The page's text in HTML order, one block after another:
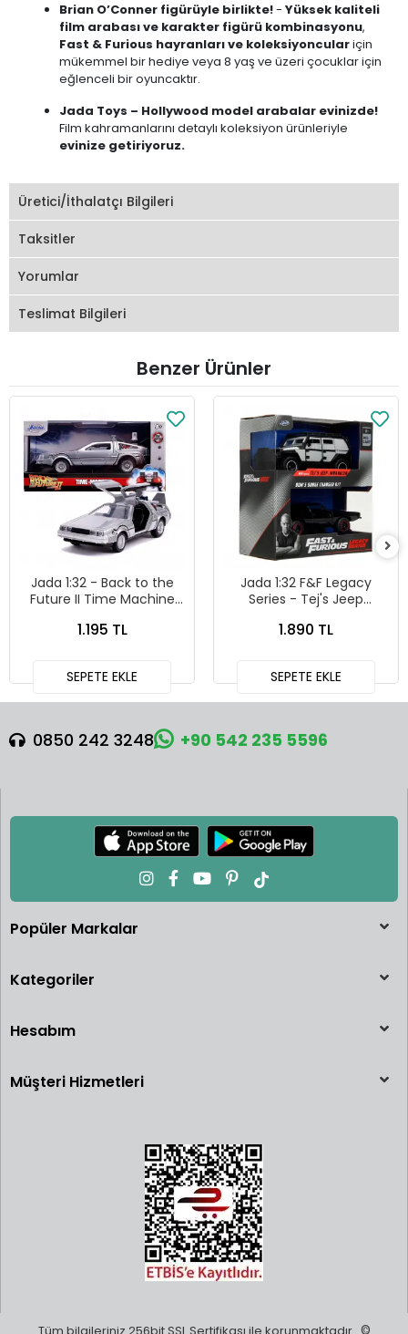
Brian O’Conner figürüyle birlikte!- Yüksek kaliteli
film arabası ve karakter figürü kombinasyonu,
Fast & Furious hayranları ve koleksiyonculariçin
mükemmel bir hediye veya 8 yaş ve üzeri çocuklar için
eğlenceli bir oyuncaktır.
Jada Toys – Hollywood model arabalar evinizde!
Film kahramanlarını detaylı koleksiyon ürünleriyle
evinize getiriyoruz.
Üretici/İthalatçı Bilgileri
Taksitler
Yorumlar
Teslimat Bilgileri
Benzer Ürünler
Jada 1:32 - Back to the
Future II Time Machine
24081
1.195 TL
SEPETE EKLE
Jada 1:32 F&F Legacy
Series - Tej's Jeep
Charger R/T İkili Araba
1.890 TL
SEPETE EKLE
0850 242 3248 +90 542 235 5596
Popüler Markalar
Kategoriler
Hesabım
Müşteri Hizmetleri